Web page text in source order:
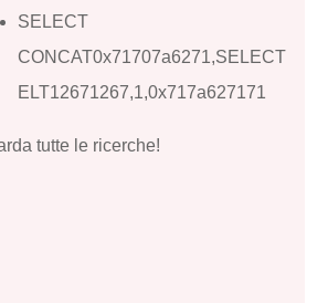
SELECT
CONCAT0x71707a6271,SELECT
ELT12671267,1,0x717a627171
tutte le ricerche!